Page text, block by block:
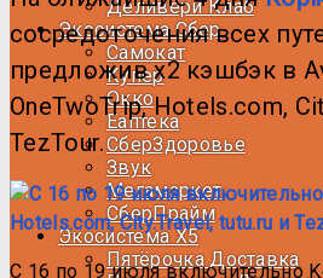
Деливери Клаб
Экосистема Сбер
Самокат
Купер
Окко
Еаптека
CберЗдоровье
Звук
Мегамаркет
СберПрайм
Экосистема Х5
Пятёрочка Доставка
сосредоточения всех
предложив х2 кэшбэк в
OneTwoTrip, Hotels.com,
TezTour.
С 16 по 19 июля включительно